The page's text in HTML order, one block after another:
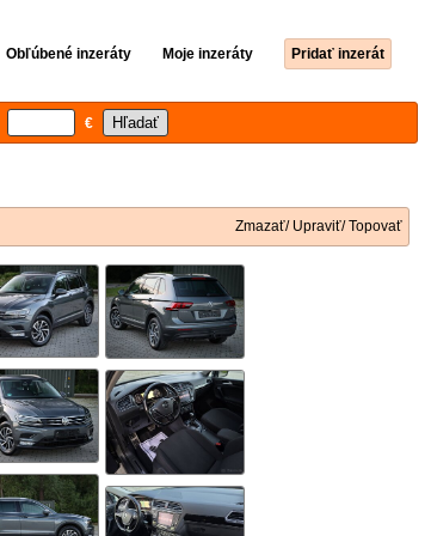
Obľúbené inzeráty Moje inzeráty Pridať inzerát
€
Zmazať/ Upraviť/ Topovať